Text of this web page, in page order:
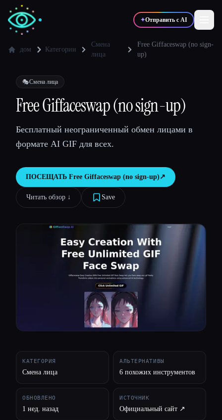
✦Отправить с AI
💻Разработчики 📈 Маркетологи
🎓Студенты
Блог
Все категории
дом Категории
Смена
лица
Free Giffaceswap (no sign-
up)
🎭Смена лица
Free Giffaceswap (no sign-up)
Бесплатный неограниченный обмен лицами в
формате AI GIF для всех.
ПОСЕЩАТЬ Free Giffaceswap (no sign-up) ↗︎
Читать обзор ↓︎ Save
КАТЕГОРИЯ
Смена лица
АЛЬТЕРНАТИВЫ
6 похожих инструментов
ОБНОВЛЕНО
1 нед. назад
ИСТОЧНИК
Официальный сайт ↗︎